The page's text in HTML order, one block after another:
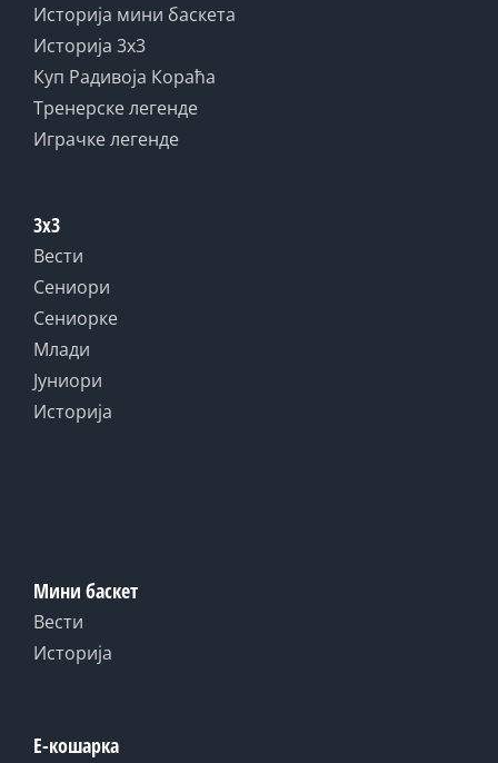
Историја мини баскета
Историја 3x3
Куп Радивоја Кораћа
Тренерске легенде
Играчке легенде
3x3
Вести
Сениори
Сениорке
Млади
Јуниори
Историја
Мини баскет
Вести
Историја
Е-кошарка